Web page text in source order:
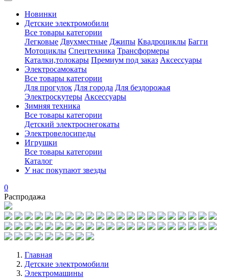
Новинки
Детские электромобили
Все товары категории
Легковые Двухместные Джипы Квадроциклы Багги
Мотоциклы Спецтехника Трансформеры
Каталки,толокары Премиум под заказ Аксессуары
Электросамокаты
Все товары категории
Для прогулок Для города Для бездорожья
Электроскутеры Аксессуары
Зимняя техника
Все товары категории
Детский электроснегокаты
Электровелосипеды
Игрушки
Все товары категории
Каталог
У нас покупают звезды
0
Распродажа
Главная
Детские электромобили
Электромашины